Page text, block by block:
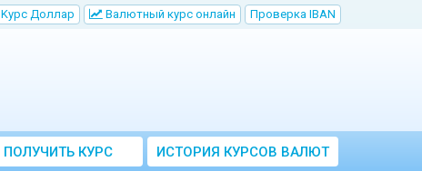
Kурс Доллар Bалютный курс онлайн Проверка IBAN
ПОЛУЧИТЬ КУРС
ИСТОРИЯ КУРСОВ ВАЛЮТ